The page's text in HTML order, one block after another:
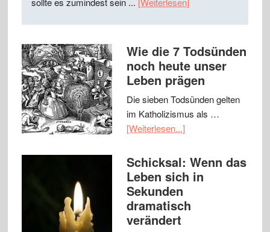
Wie die 7 Todsünden
noch heute unser
Leben prägen
Die sieben Todsünden gelten
im Katholizismus als …
[Weiterlesen...]
Schicksal: Wenn das
Leben sich in
Sekunden
dramatisch
verändert